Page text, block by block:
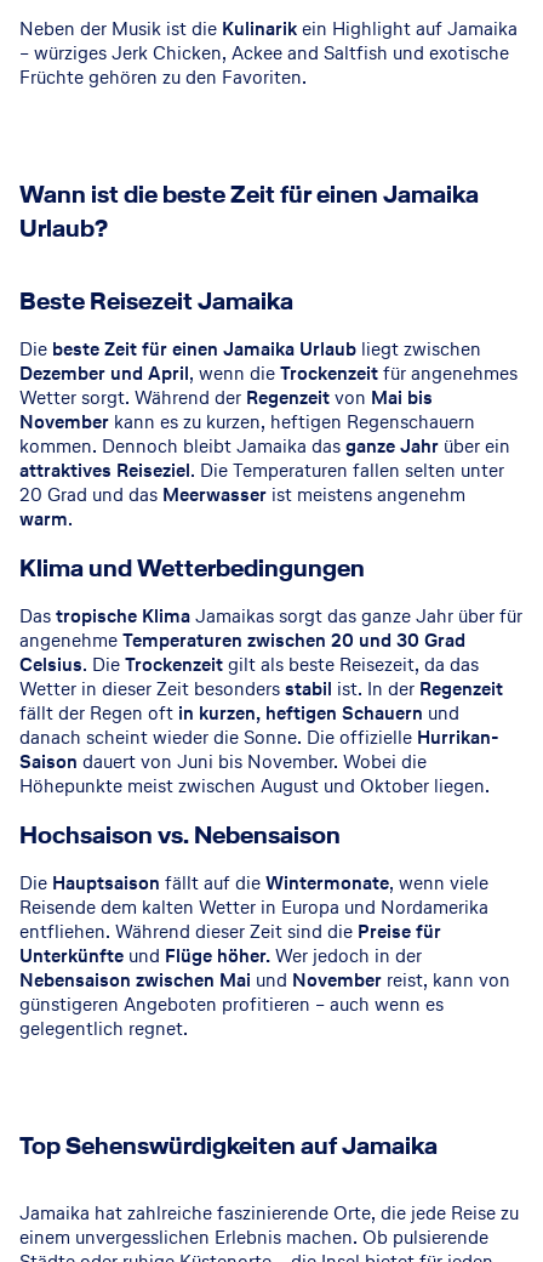
Neben der Musik ist die Kulinarikein Highlight auf Jamaika
– würziges Jerk Chicken, Ackee and Saltfish und exotische
Früchte gehören zu den Favoriten.
Wann ist die beste Zeit für einen Jamaika
Urlaub?
Beste Reisezeit Jamaika
Die beste Zeit für einen Jamaika Urlaub liegt zwischen
Dezember und April, wenn dieTrockenzeitfür angenehmes
Wetter sorgt. Während der Regenzeitvon Mai bis
November kann es zu kurzen, heftigen Regenschauern
kommen. Dennoch bleibt Jamaika dasganze Jahr über ein
attraktives Reiseziel. Die Temperaturen fallen selten unter
20 Grad und das Meerwasser ist meistens angenehm
warm.
Klima und Wetterbedingungen
Dastropische KlimaJamaikas sorgt das ganze Jahr über für
angenehmeTemperaturen zwischen 20 und 30 Grad
Celsius. DieTrockenzeitgilt als beste Reisezeit, da das
Wetter in dieser Zeit besondersstabil ist. In der Regenzeit
fällt der Regen oft in kurzen, heftigen Schauern und
danach scheint wieder die Sonne. Die offizielle Hurrikan-
Saison dauert von Juni bis November. Wobei die
Höhepunkte meist zwischen August und Oktober liegen.
Hochsaison vs. Nebensaison
Die Hauptsaison fällt auf dieWintermonate, wenn viele
Reisende dem kalten Wetter in Europa und Nordamerika
entfliehen. Während dieser Zeit sind die Preise für
Unterkünfte und Flüge höher.Wer jedoch in der
Nebensaison zwischen Mai und November reist, kann von
günstigeren Angeboten profitieren – auch wenn es
gelegentlich regnet.
Top Sehenswürdigkeiten auf Jamaika
Jamaika hat zahlreiche faszinierende Orte, die jede Reise zu
einem unvergesslichen Erlebnis machen. Ob pulsierende